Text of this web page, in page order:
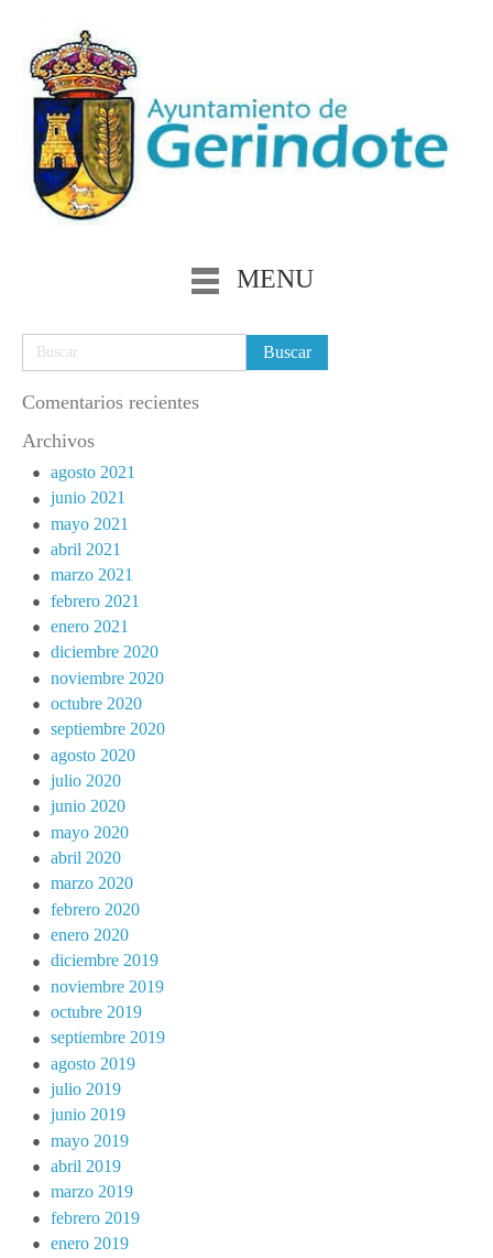
MENU
Comentarios recientes
Archivos
agosto 2021
junio 2021
mayo 2021
abril 2021
marzo 2021
febrero 2021
enero 2021
diciembre 2020
noviembre 2020
octubre 2020
septiembre 2020
agosto 2020
julio 2020
junio 2020
mayo 2020
abril 2020
marzo 2020
febrero 2020
enero 2020
diciembre 2019
noviembre 2019
octubre 2019
septiembre 2019
agosto 2019
julio 2019
junio 2019
mayo 2019
abril 2019
marzo 2019
febrero 2019
enero 2019